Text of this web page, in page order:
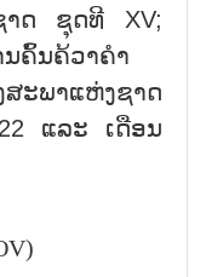
ດ ຊຸດທີ XV;
ນຄົ້ນຄ້ວາຄຳ
ພາແຫ່ງຊາດ
ແລະ ເດືອນ